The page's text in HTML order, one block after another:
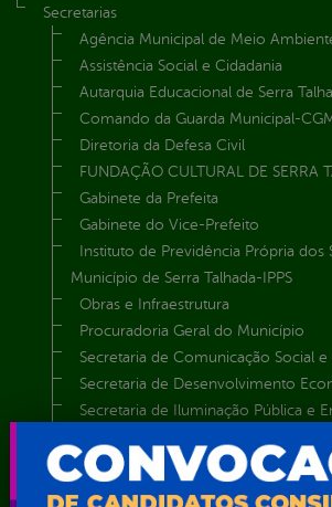
Secretarias
Agência Municipal de Meio
Assistência Social e Cidadania
Autarquia Educacional de Serra
Comando da Guarda Municipal-
Diretoria da Defesa Civil
FUNDAÇÃO CULTURAL DE SERRA
Gabinete da Prefeita
Gabinete do Vice-Prefeito
Instituto de Previdência Própria dos
Município de Serra Talhada-IPPS
Obras e Infraestrutura
Procuradoria Geral do Município
Secretaria de Comunicação Social
Secretaria de Desenvolvimento
Secretaria de Iluminação Pública e
Secretaria Municipal de
Secretaria Municipal de Agricultura